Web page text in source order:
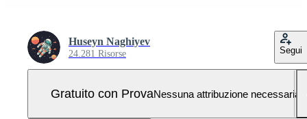
Huseyn Naghiyev
24.281 Risorse Segui
Gratuito con ProvaNessuna attribuzione necessaria